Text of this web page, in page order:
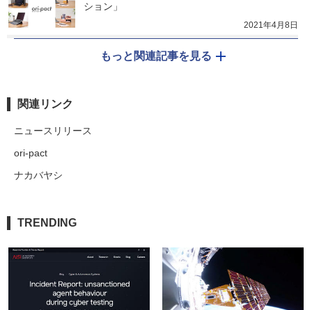
ション」
2021年4月8日
もっと関連記事を見る
関連リンク
ニュースリリース
ori-pact
ナカバヤシ
TRENDING